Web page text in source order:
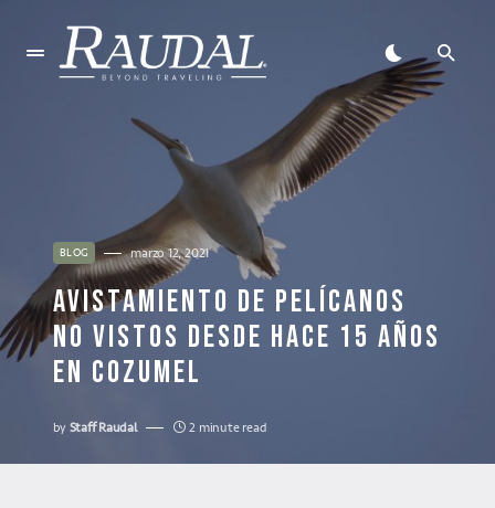
BLOG marzo 12, 2021
AVISTAMIENTO DE PELÍCANOS
NO VISTOS DESDE HACE 15 AÑOS
EN COZUMEL
byStaff Raudal 2 minute read